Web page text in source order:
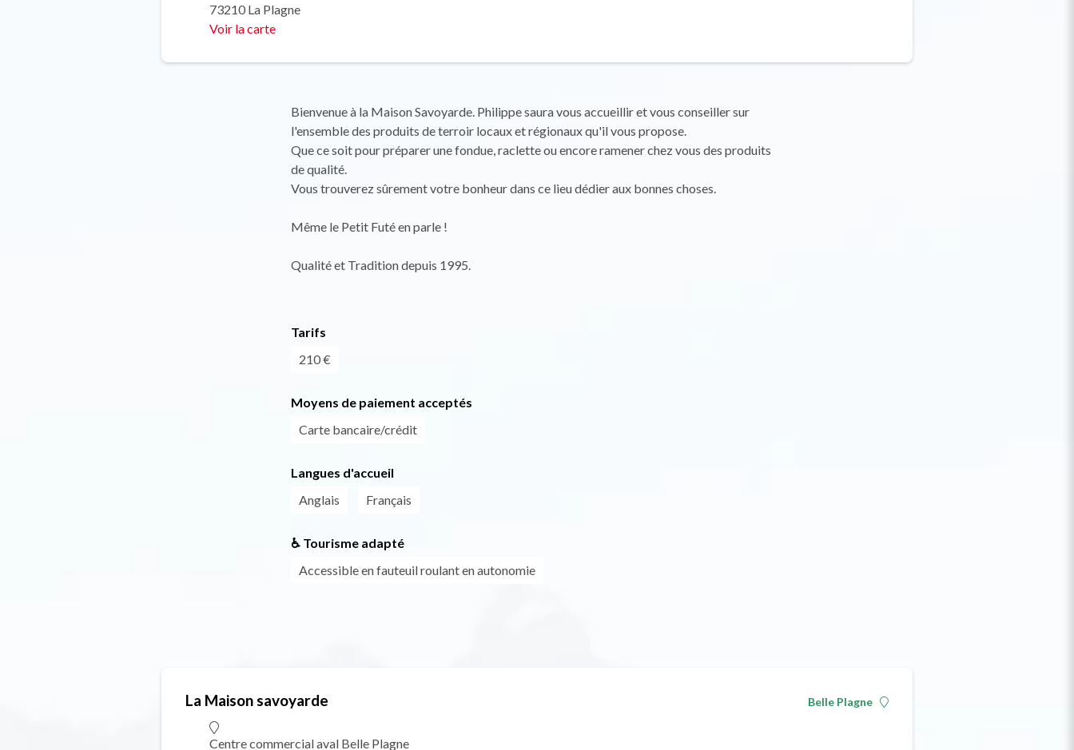
73210 La Plagne
Voir la carte
Bienvenue à la Maison Savoyarde. Philippe saura vous accueillir et vous conseiller sur
l'ensemble des produits de terroir locaux et régionaux qu'il vous propose.
Que ce soit pour préparer une fondue, raclette ou encore ramener chez vous des produits
de qualité.
Vous trouverez sûrement votre bonheur dans ce lieu dédier aux bonnes choses.
Même le Petit Futé en parle !
Qualité et Tradition depuis 1995.
Tarifs
210 €
Moyens de paiement acceptés
Carte bancaire/crédit
Langues d'accueil
Anglais
Français
♿ Tourisme adapté
Accessible en fauteuil roulant en autonomie
La Maison savoyarde
Centre commercial aval Belle Plagne
Belle Plagne